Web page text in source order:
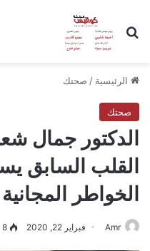
بحث عن
الرئيسية / صحتك
صحتك
الدكتور جمال
القلب السابق
الخواطر
Amr فبراير 22, 2020 8